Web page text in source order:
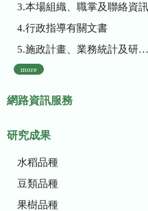
3.本場組織、職掌及聯絡資訊
4.行政指導有關文書
5.施政計畫、業務統計及研究報告
more
網路資訊服務
研究成果
水稻品種
豆類品種
果樹品種